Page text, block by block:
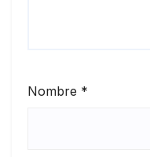
Nombre *